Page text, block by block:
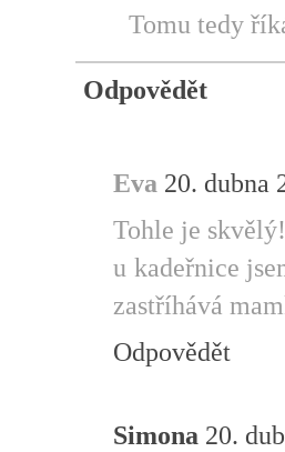
Tomu tedy
Odpovědět
Eva 20. dubna
Tohle je
u kadeřnice
zastříhává
Odpovědět
Simona 20.